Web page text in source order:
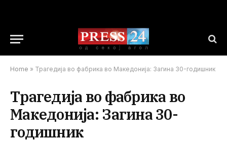
Home » Трагедија во фабрика во Македонија: Загина 30-годишник
Трагедија во фабрика во
Македонија: Загина 30-
годишник